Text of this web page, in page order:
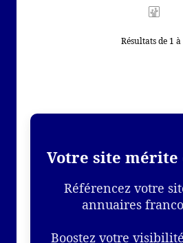
Résultats de 1 à
Votre site mérite
Référencez votre
annuaires
Boostez votre